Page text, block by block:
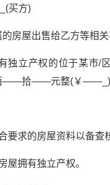
买方)
房屋出售给乙方等相
独立产权的位于某
——元整(￥——_)出售
要求的房屋资料以备查
屋拥有独立产权。